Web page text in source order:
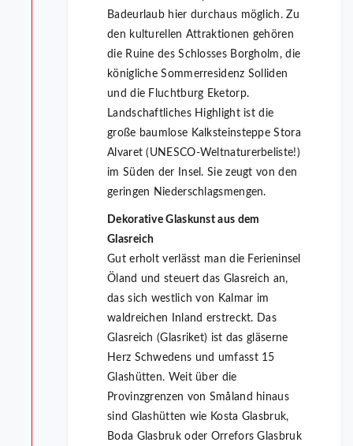
Badeurlaub hier durchaus möglich. Zu
den kulturellen Attraktionen gehören
die Ruine des Schlosses Borgholm, die
königliche Sommerresidenz Solliden
und die Fluchtburg Eketorp.
Landschaftliches Highlight ist die
große baumlose Kalksteinsteppe Stora
Alvaret (UNESCO-Weltnaturerbeliste!)
im Süden der Insel. Sie zeugt von den
geringen Niederschlagsmengen.
Dekorative Glaskunst aus dem
Glasreich
Gut erholt verlässt man die Ferieninsel
Öland und steuert das Glasreich an,
das sich westlich von Kalmar im
waldreichen Inland erstreckt. Das
Glasreich (Glasriket) ist das gläserne
Herz Schwedens und umfasst 15
Glashütten. Weit über die
Provinzgrenzen von Småland hinaus
sind Glashütten wie Kosta Glasbruk,
Boda Glasbruk oder Orrefors Glasbruk